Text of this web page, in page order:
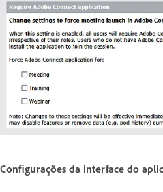
Configurações da interface do